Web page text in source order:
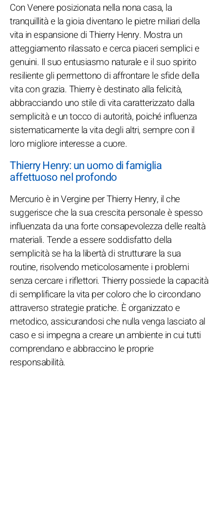
Con Venere posizionata nella nona casa, la
tranquillità e la gioia diventano le pietre miliari della
vita in espansione di Thierry Henry. Mostra un
atteggiamento rilassato e cerca piaceri semplici e
genuini. Il suo entusiasmo naturale e il suo spirito
resiliente gli permettono di affrontare le sfide della
vita con grazia. Thierry è destinato alla felicità,
abbracciando uno stile di vita caratterizzato dalla
semplicità e un tocco di autorità, poiché influenza
sistematicamente la vita degli altri, sempre con il
loro migliore interesse a cuore.
Thierry Henry: un uomo di famiglia
affettuoso nel profondo
Mercurio è in Vergine per Thierry Henry, il che
suggerisce che la sua crescita personale è spesso
influenzata da una forte consapevolezza delle realtà
materiali. Tende a essere soddisfatto della
semplicità se ha la libertà di strutturare la sua
routine, risolvendo meticolosamente i problemi
senza cercare i riflettori. Thierry possiede la capacità
di semplificare la vita per coloro che lo circondano
attraverso strategie pratiche. È organizzato e
metodico, assicurandosi che nulla venga lasciato al
caso e si impegna a creare un ambiente in cui tutti
comprendano e abbraccino le proprie
responsabilità.